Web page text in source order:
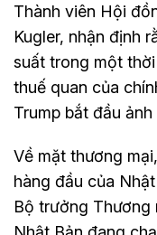
Thành viên Hội
Kugler, nhận định
suất trong một
thuế quan của
Trump bắt đầu
Về mặt thương
hàng đầu của
Bộ trưởng Thương